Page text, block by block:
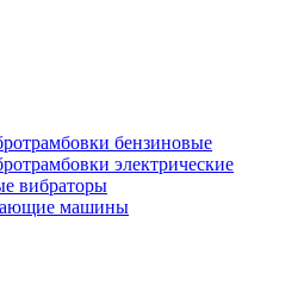
бензиновые
электрические
вибраторы
машины